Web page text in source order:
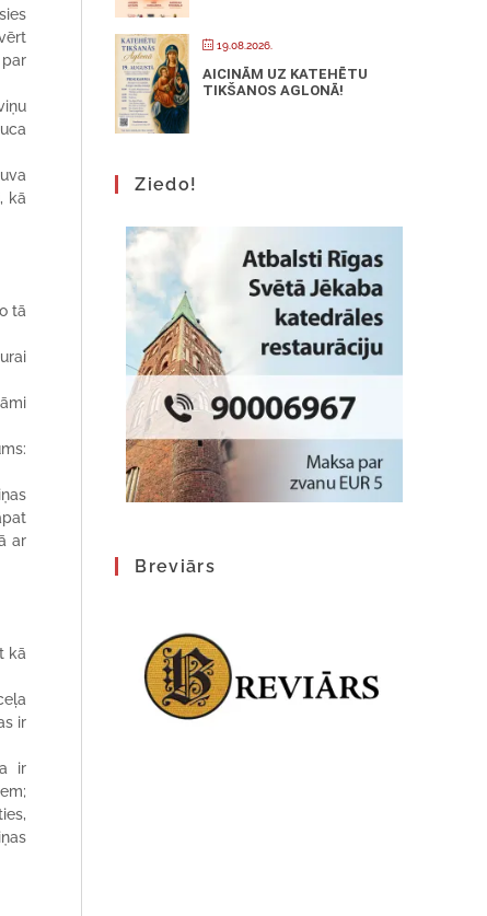
kā
tā
ar
kā
ir
ir
19.08.2026.
AICINĀM UZ KATEHĒTU
TIKŠANOS AGLONĀ!
Ziedo!
Breviārs